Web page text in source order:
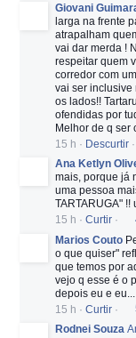
Giovani
larga na frente
atrapalham
vai dar merda !
respeitar quem
corredor com
vai ser inclusive
os lados!!
ofendidas por
Melhor de q ser
15 h · Descurtir ·
Ana Ketlyn
mais, porque já
uma pessoa
TARTARUGA"
15 h · Curtir ·
Marios Couto
o que quiser"
que temos por
vejo q esse é o
depois eu e
15 h · Curtir ·
Rodnei Souza